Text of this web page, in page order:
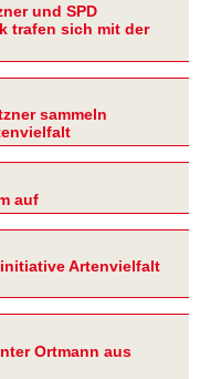
und SPD
trafen sich mit der
sammeln
auf
Artenvielfalt
Ortmann aus